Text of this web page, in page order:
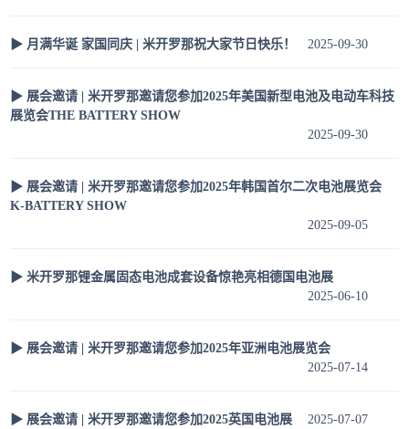
▶ 月满华诞 家国同庆 | 米开罗那祝大家节日快乐！ 2025-09-30
▶ 展会邀请 | 米开罗那邀请您参加2025年美国新型电池及电动车科技
展览会THE BATTERY SHOW
2025-09-30
▶ 展会邀请 | 米开罗那邀请您参加2025年韩国首尔二次电池展览会
K-BATTERY SHOW
2025-09-05
▶ 米开罗那锂金属固态电池成套设备惊艳亮相德国电池展
2025-06-10
▶ 展会邀请 | 米开罗那邀请您参加2025年亚洲电池展览会
2025-07-14
▶ 展会邀请 | 米开罗那邀请您参加2025英国电池展 2025-07-07